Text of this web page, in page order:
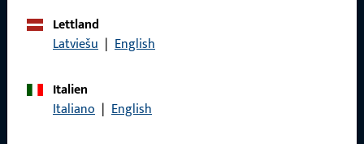
Lettland
Latviešu | English
Italien
Italiano | English
Produktkatalog